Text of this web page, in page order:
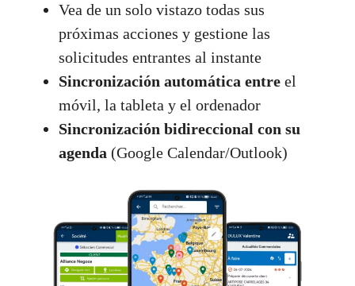
Vea de un solo vistazo todas sus
próximas acciones y gestione las
solicitudes entrantes al instante
Sincronización automática entreel
móvil, la tableta y el ordenador
Sincronización bidireccional con su
agenda (Google Calendar/Outlook)